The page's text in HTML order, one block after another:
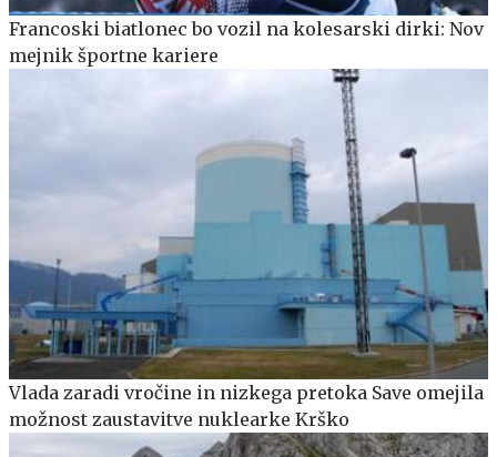
Francoski biatlonec bo vozil na kolesarski dirki: Nov
mejnik športne kariere
Vlada zaradi vročine in nizkega pretoka Save omejila
možnost zaustavitve nuklearke Krško